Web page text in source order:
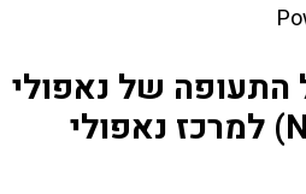
התעופה של נאפולי
(Naples Airport) למרכז נאפולי